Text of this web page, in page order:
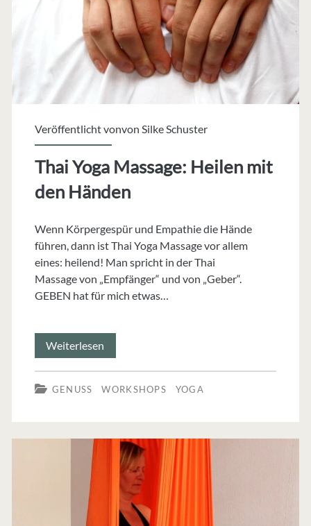
Yoga
Veröffentlicht vonvon Silke Schuster
Thai Yoga Massage: Heilen mit
den Händen
Wenn Körpergespür und Empathie die Hände
führen, dann ist Thai Yoga Massage vor allem
eines: heilend! Man spricht in der Thai
Massage von „Empfänger“ und von „Geber“.
GEBEN hat für mich etwas…
Weiterlesen
Yoga
Massage:
mit
den
Händen
GENUSS WORKSHOPS YOGA